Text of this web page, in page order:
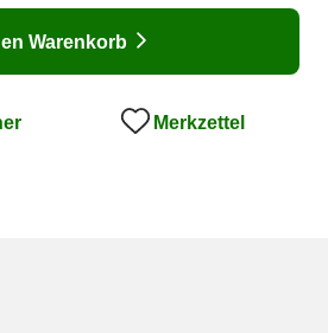
Warenkorb
Merkzettel